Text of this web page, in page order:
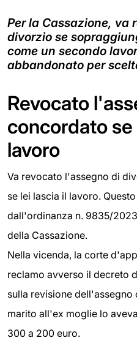
Per la Cassazione, va
divorzio se
come un secondo
abbandonato per
Revocato
concordato se
lavoro
Va revocato l'assegno di
se lei lascia il lavoro.
dall'ordinanza n. 9835/
della Cassazione.
Nella vicenda, la corte
reclamo avverso il decreto
sulla revisione
marito all'ex moglie lo
300 a 200 euro.